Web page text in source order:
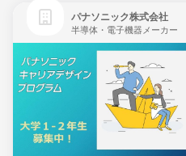
パナソニック株式会社
半導体・電子機器メーカー